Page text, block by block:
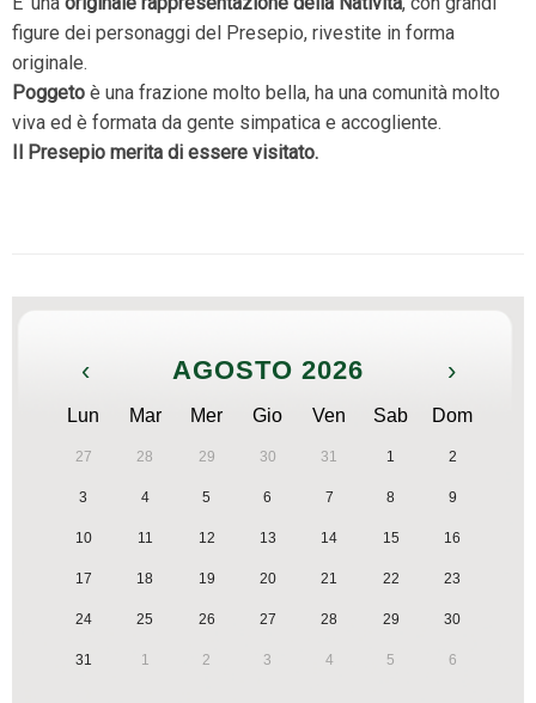
figure dei personaggi del Presepio, rivestite in forma
originale.
Poggeto è una frazione molto bella, ha una comunità molto
viva ed è formata da gente simpatica e accogliente.
Il Presepio merita di essere visitato.
‹ AGOSTO 2026 ›
Lun Mar Mer Gio Ven Sab Dom
27 28 29 30 31 1 2
3 4 5 6 7 8 9
10 11 12 13 14 15 16
17 18 19 20 21 22 23
24 25 26 27 28 29 30
31 1 2 3 4 5 6